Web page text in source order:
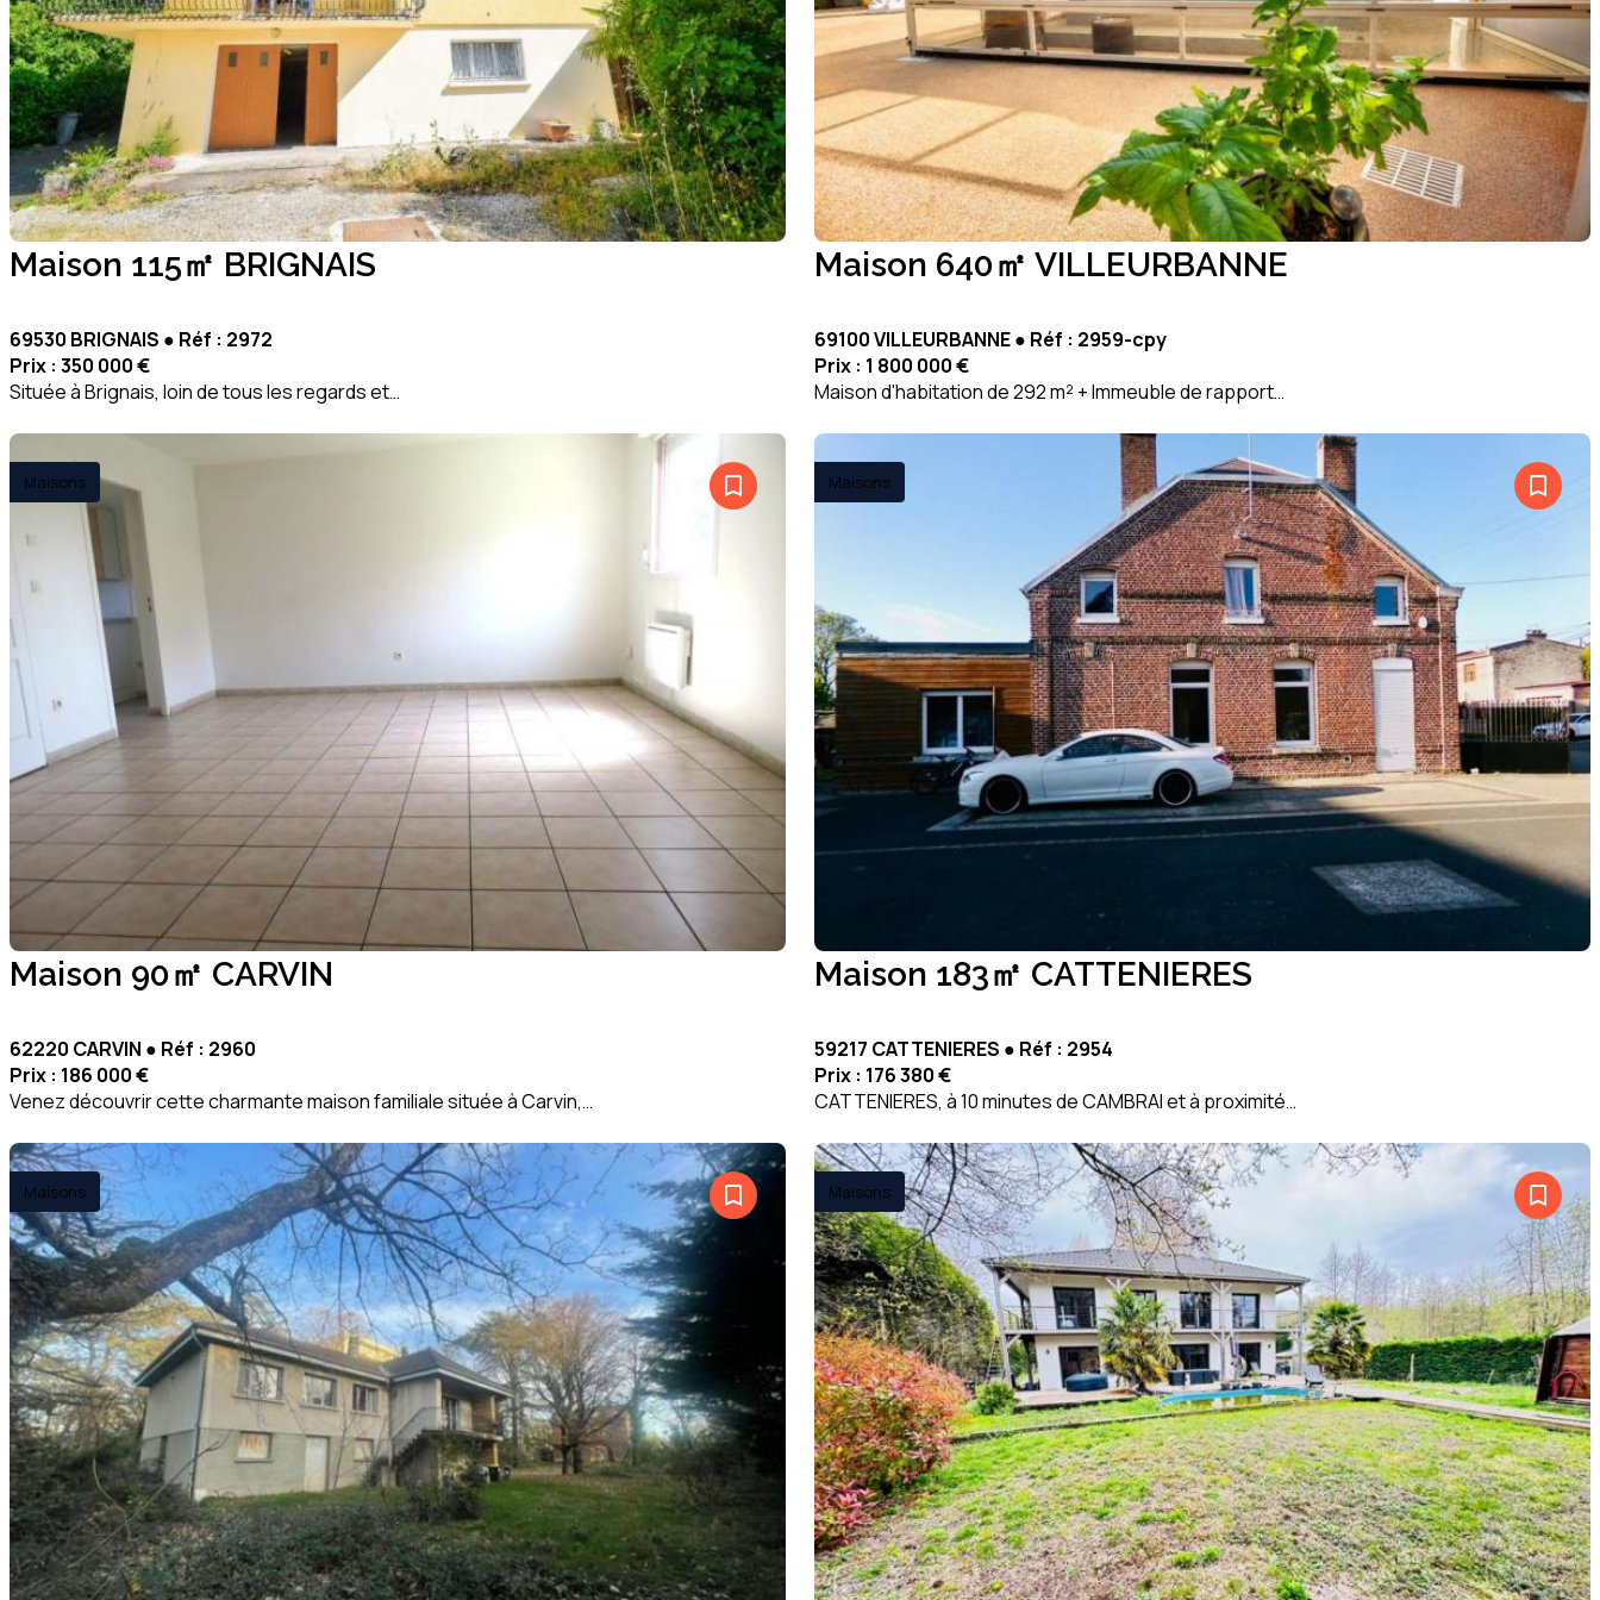
Maison 115㎡ BRIGNAIS
69530 BRIGNAIS ● Réf : 2972
Prix : 350 000 €
Située à Brignais, loin de tous les regards et…
Maison 640㎡ VILLEURBANNE
69100 VILLEURBANNE ● Réf : 2959-cpy
Prix : 1 800 000 €
Maison d'habitation de 292 m² + Immeuble de rapport…
bookmark_border
Maisons
Maison 90㎡ CARVIN
62220 CARVIN ● Réf : 2960
Prix : 186 000 €
Venez découvrir cette charmante maison familiale située à Carvin,…
bookmark_border
Maisons
Maison 183㎡ CATTENIERES
59217 CATTENIERES ● Réf : 2954
Prix : 176 380 €
CATTENIERES, à 10 minutes de CAMBRAI et à proximité…
bookmark_border
Maisons bookmark_border
Maisons